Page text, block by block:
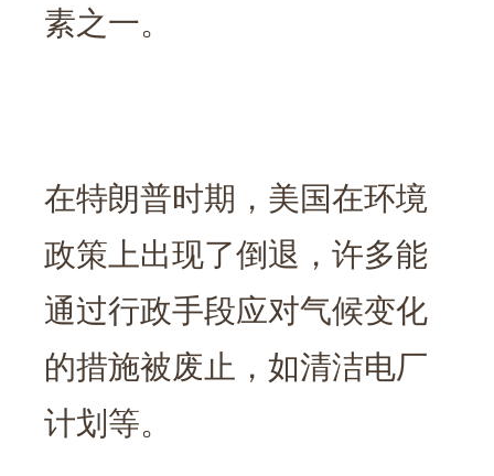
素之一。
在特朗普时期，美国在环境
政策上出现了倒退，许多能
通过行政手段应对气候变化
的措施被废止，如清洁电厂
计划等。